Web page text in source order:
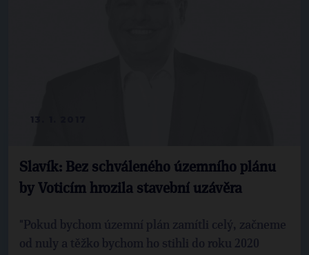
Slavík: Bez schváleného územního plánu
by Voticím hrozila stavební uzávěra
"Pokud bychom územní plán zamítli celý, začneme
od nuly a těžko bychom ho stihli do roku 2020